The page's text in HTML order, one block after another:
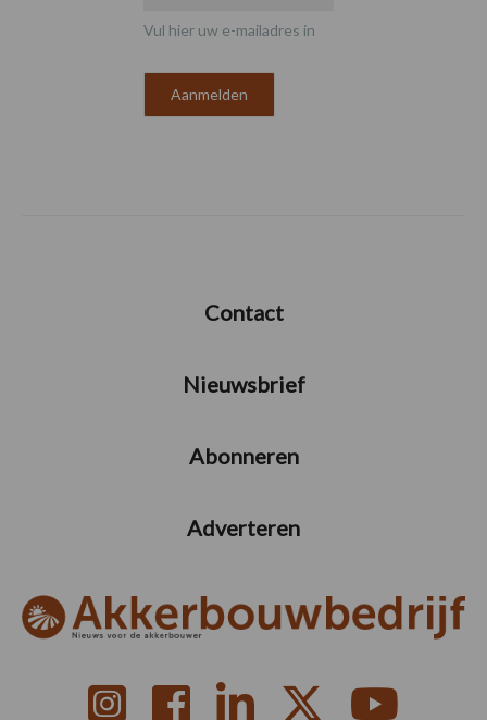
Vul hier uw e-mailadres in
Contact
Nieuwsbrief
Abonneren
Adverteren